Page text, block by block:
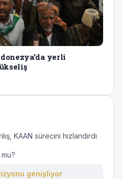
yerli
KAAN sürecini hızlandırdı
genişliyor